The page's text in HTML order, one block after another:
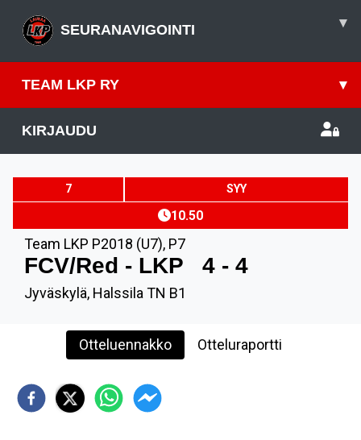
SEURANAVIGOINTI ▾
TEAM LKP RY ▾
KIRJAUDU
7 SYY
10.50
Team LKP P2018 (U7), P7
FCV/Red - LKP 4 - 4
Jyväskylä, Halssila TN B1
Otteluennakko Otteluraportti